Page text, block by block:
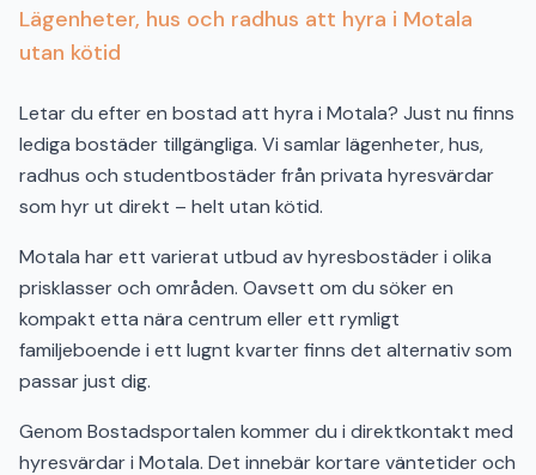
Lägenheter, hus och radhus att hyra i Motala
utan kötid
Letar du efter en bostad att hyra i Motala? Just nu finns
lediga bostäder tillgängliga. Vi samlar lägenheter, hus,
radhus och studentbostäder från privata hyresvärdar
som hyr ut direkt – helt utan kötid.
Motala har ett varierat utbud av hyresbostäder i olika
prisklasser och områden. Oavsett om du söker en
kompakt etta nära centrum eller ett rymligt
familjeboende i ett lugnt kvarter finns det alternativ som
passar just dig.
Genom Bostadsportalen kommer du i direktkontakt med
hyresvärdar i Motala. Det innebär kortare väntetider och